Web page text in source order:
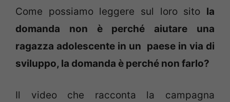
Come possiamo leggere sul loro sito la
domanda non è perché aiutare una
ragazza adolescente in un paese in via di
sviluppo, la domanda è perché non farlo?
Il video che racconta la campagna